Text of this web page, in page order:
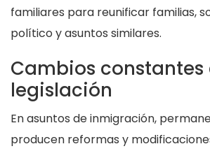
familiares para reunificar familias,
político y asuntos similares.
Cambios constantes
legislación
En asuntos de inmigración,
producen reformas y